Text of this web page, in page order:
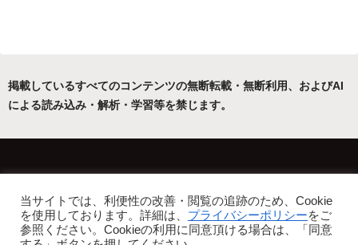
掲載しているすべてのコンテンツの無断転載・無断利用、およびAI
による読み込み・解析・学習等を禁じます。
プライバシーポリシー・免責事項
Copyright © 2022-2026 フリーアトリエ晴星 All Rights Reserved.
当サイトでは、利便性の改善・閲覧の追跡のため、Cookie
を使用しております。詳細は、 プライバシーポリシーをご
参照ください。Cookieの利用に同意頂ける場合は、「同意